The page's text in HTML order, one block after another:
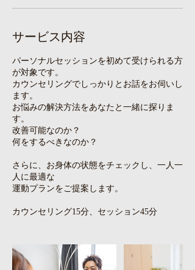
サービス内容
パーソナルセッションを初めて受けられる方
が対象です。
カウンセリングでしっかりとお話をお伺いし
ます。
お悩みの解決方法をあなたと一緒に探りま
す。
改善可能なのか？
何をするべきなのか？
さらに、お身体の状態をチェックし、一人一
人に最適な
運動プランをご提案します。
カウンセリング15分、セッション45分